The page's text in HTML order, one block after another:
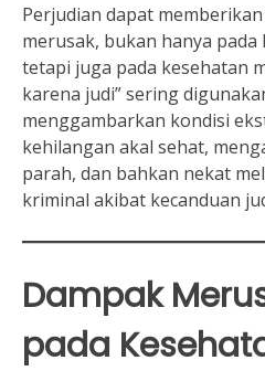
Perjudian dapat
merusak, bukan hanya
tetapi juga pada kesehatan
karena judi” sering
menggambarkan kondisi
kehilangan akal sehat,
parah, dan bahkan nekat
kriminal akibat kecanduan
Dampak
pada